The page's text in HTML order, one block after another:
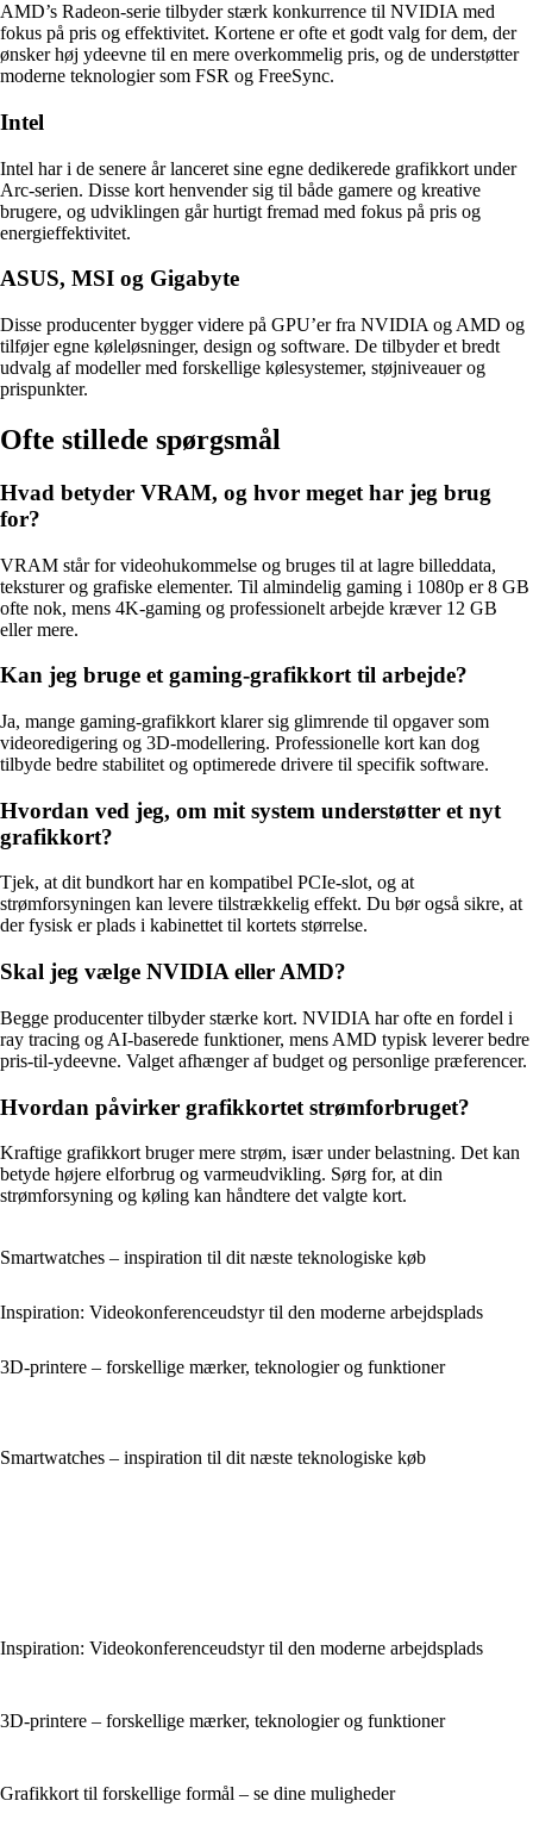
AMD’s Radeon-serie tilbyder stærk konkurrence til NVIDIA med
fokus på pris og effektivitet. Kortene er ofte et godt valg for dem, der
ønsker høj ydeevne til en mere overkommelig pris, og de understøtter
moderne teknologier som FSR og FreeSync.
Intel
Intel har i de senere år lanceret sine egne dedikerede grafikkort under
Arc-serien. Disse kort henvender sig til både gamere og kreative
brugere, og udviklingen går hurtigt fremad med fokus på pris og
energieffektivitet.
ASUS, MSI og Gigabyte
Disse producenter bygger videre på GPU’er fra NVIDIA og AMD og
tilføjer egne køleløsninger, design og software. De tilbyder et bredt
udvalg af modeller med forskellige kølesystemer, støjniveauer og
prispunkter.
Ofte stillede spørgsmål
Hvad betyder VRAM, og hvor meget har jeg brug
for?
VRAM står for videohukommelse og bruges til at lagre billeddata,
teksturer og grafiske elementer. Til almindelig gaming i 1080p er 8 GB
ofte nok, mens 4K-gaming og professionelt arbejde kræver 12 GB
eller mere.
Kan jeg bruge et gaming-grafikkort til arbejde?
Ja, mange gaming-grafikkort klarer sig glimrende til opgaver som
videoredigering og 3D-modellering. Professionelle kort kan dog
tilbyde bedre stabilitet og optimerede drivere til specifik software.
Hvordan ved jeg, om mit system understøtter et nyt
grafikkort?
Tjek, at dit bundkort har en kompatibel PCIe-slot, og at
strømforsyningen kan levere tilstrækkelig effekt. Du bør også sikre, at
der fysisk er plads i kabinettet til kortets størrelse.
Skal jeg vælge NVIDIA eller AMD?
Begge producenter tilbyder stærke kort. NVIDIA har ofte en fordel i
ray tracing og AI-baserede funktioner, mens AMD typisk leverer bedre
pris-til-ydeevne. Valget afhænger af budget og personlige præferencer.
Hvordan påvirker grafikkortet strømforbruget?
Kraftige grafikkort bruger mere strøm, især under belastning. Det kan
betyde højere elforbrug og varmeudvikling. Sørg for, at din
strømforsyning og køling kan håndtere det valgte kort.
Smartwatches – inspiration til dit næste teknologiske køb
Inspiration: Videokonferenceudstyr til den moderne arbejdsplads
3D-printere – forskellige mærker, teknologier og funktioner
Smartwatches – inspiration til dit næste teknologiske køb
Inspiration: Videokonferenceudstyr til den moderne arbejdsplads
3D-printere – forskellige mærker, teknologier og funktioner
Grafikkort til forskellige formål – se dine muligheder